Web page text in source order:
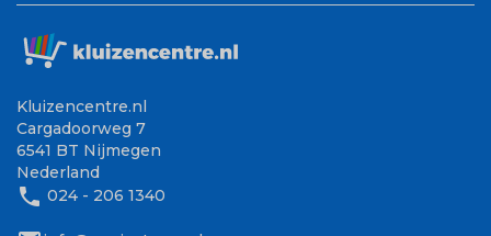
Kluizencentre.nl
Cargadoorweg 7
6541 BT Nijmegen
Nederland
phone 024 - 206 1340